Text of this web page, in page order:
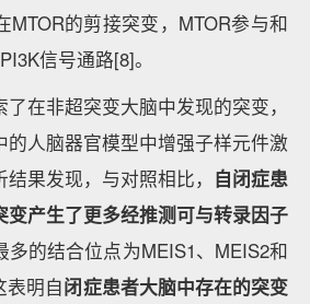
MTOR的剪接突变，MTOR参与和
信号通路[8]。
在非超突变大脑中发现的突变，
的人脑器官模型中增强子样元件激
果发现，与对照相比， 自闭症患
变产生了更多经推测可与转录因子
多的结合位点为MEIS1、MEIS2和
表明自闭症患者大脑中存在的突变